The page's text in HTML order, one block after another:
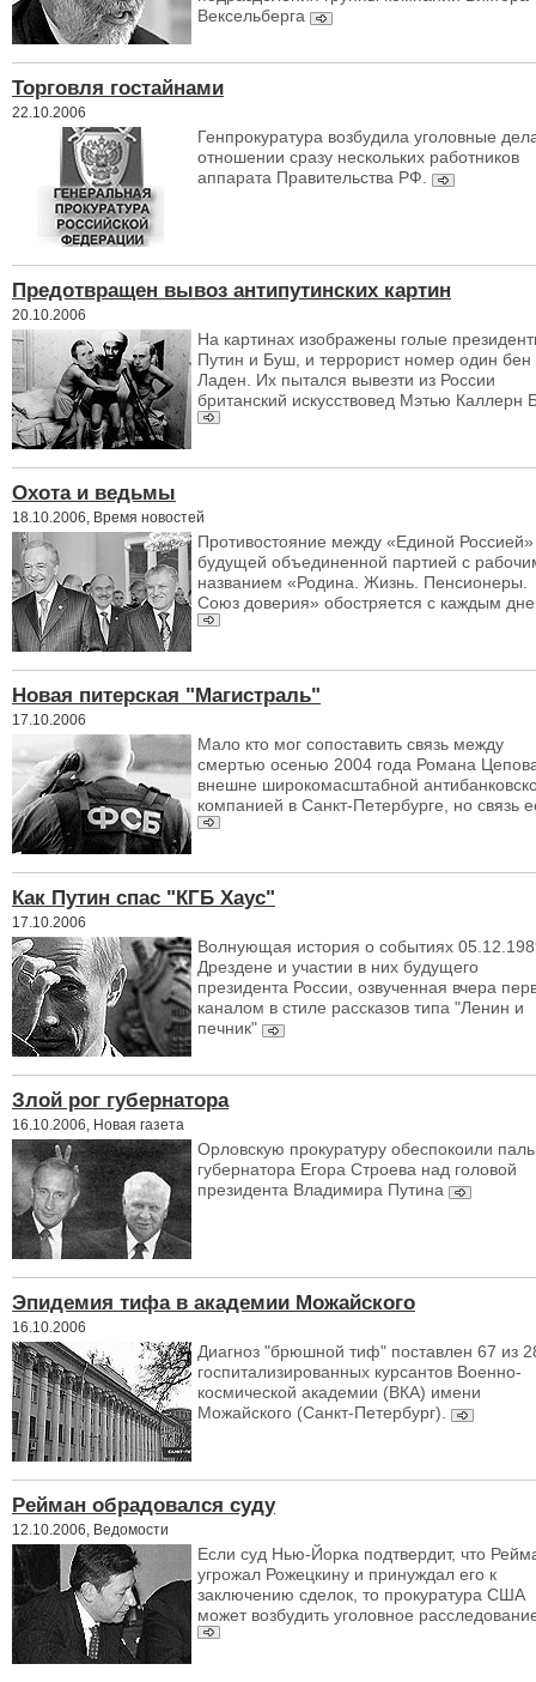
Вексельберга
Торговля гостайнами
22.10.2006
Генпрокуратура возбудила уголовные
отношении сразу нескольких работников
аппарата Правительства РФ.
Предотвращен вывоз антипутинских картин
20.10.2006
На картинах изображены голые
Путин и Буш, и террорист номер один бен
Ладен. Их пытался вывезти из России
британский искусствовед Мэтью Каллерн
Охота и ведьмы
18.10.2006, Время новостей
Противостояние между «Единой
будущей объединенной партией с
названием «Родина. Жизнь. Пенсионеры.
Союз доверия» обостряется с каждым
Новая питерская "Магистраль"
17.10.2006
Мало кто мог сопоставить связь между
смертью осенью 2004 года Романа
внешне широкомасштабной
компанией в Санкт-Петербурге, но связь
Как Путин спас "КГБ Хаус"
17.10.2006
Волнующая история о событиях
Дрездене и участии в них будущего
президента России, озвученная вчера
каналом в стиле рассказов типа "Ленин и
печник"
Злой рог губернатора
16.10.2006, Новая газета
Орловскую прокуратуру обеспокоили
губернатора Егора Строева над головой
президента Владимира Путина
Эпидемия тифа в академии Можайского
16.10.2006
Диагноз "брюшной тиф" поставлен 67 из
госпитализированных курсантов Военно-
космической академии (ВКА) имени
Можайского (Санкт-Петербург).
Рейман обрадовался суду
12.10.2006, Ведомости
Если суд Нью-Йорка подтвердит, что
угрожал Рожецкину и принуждал его к
заключению сделок, то прокуратура США
может возбудить уголовное